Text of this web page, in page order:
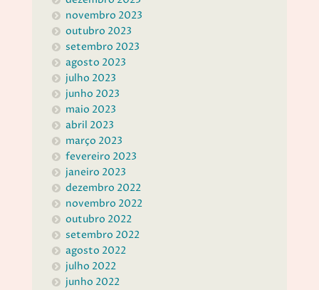
novembro 2023
outubro 2023
setembro 2023
agosto 2023
julho 2023
junho 2023
maio 2023
abril 2023
março 2023
fevereiro 2023
janeiro 2023
dezembro 2022
novembro 2022
outubro 2022
setembro 2022
agosto 2022
julho 2022
junho 2022